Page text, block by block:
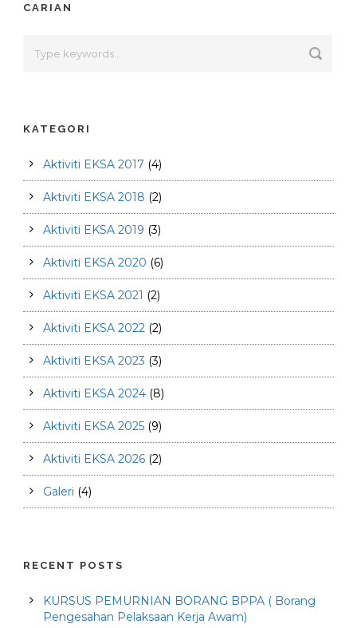
CARIAN
KATEGORI
Aktiviti EKSA 2017 (4)
Aktiviti EKSA 2018 (2)
Aktiviti EKSA 2019 (3)
Aktiviti EKSA 2020 (6)
Aktiviti EKSA 2021 (2)
Aktiviti EKSA 2022 (2)
Aktiviti EKSA 2023 (3)
Aktiviti EKSA 2024 (8)
Aktiviti EKSA 2025 (9)
Aktiviti EKSA 2026 (2)
Galeri (4)
RECENT POSTS
KURSUS PEMURNIAN BORANG BPPA ( Borang
Pengesahan Pelaksaan Kerja Awam)